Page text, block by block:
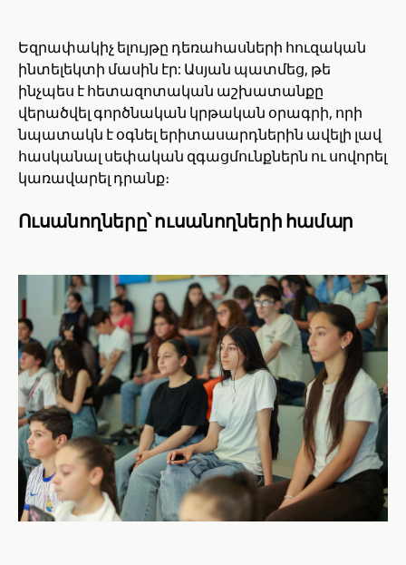
Եզրափակիչ ելույթը դեռահասների հուզական
ինտելեկտի մասին էր: Ասյան պատմեց, թե
ինչպես է հետազոտական աշխատանքը
վերածվել գործնական կրթական օրագրի, որի
նպատակն է օգնել երիտասարդներին ավելի լավ
հասկանալ սեփական զգացմունքներն ու սովորել
կառավարել դրանք։
Ուսանողները՝ ուսանողների համար